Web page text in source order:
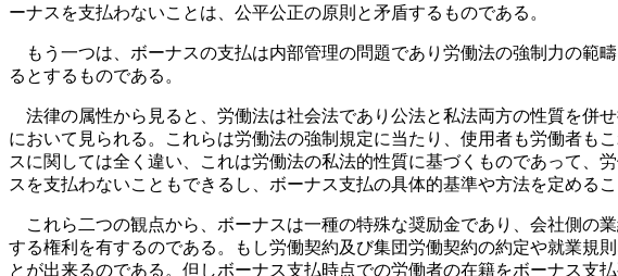
ーナスを支払わないことは、公平公正の原則と矛盾するものである。
もう一つは、ボーナスの支払は内部管理の問題であり労働法の強制力の範
るとするものである。
法律の属性から見ると、労働法は社会法であり公法と私法両方の性質を併
において見られる。これらは労働法の強制規定に当たり、使用者も労働者も
スに関しては全く違い、これは労働法の私法的性質に基づくものであって、
スを支払わないこともできるし、ボーナス支払の具体的基準や方法を定めるこ
これら二つの観点から、ボーナスは一種の特殊な奨励金であり、会社側の
する権利を有するのである。もし労働契約及び集団労働契約の約定や就業規
とが出来るのである。但しボーナス支払時点での労働者の在籍をボーナス支